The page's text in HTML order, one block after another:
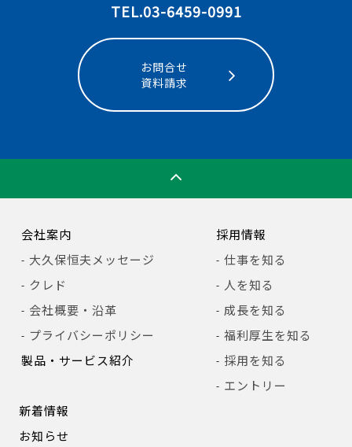
TEL.03-6459-0991
お問合せ
資料請求
会社案内
大久保恒夫メッセージ
クレド
会社概要・沿革
プライバシーポリシー
製品・サービス紹介
採用情報
仕事を知る
人を知る
成長を知る
福利厚生を知る
採用を知る
エントリー
新着情報
お知らせ